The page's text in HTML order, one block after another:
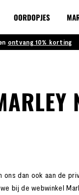
OORDOPJES
ontvang 10% korting
ons dan ook aan de
bij de webwinkel